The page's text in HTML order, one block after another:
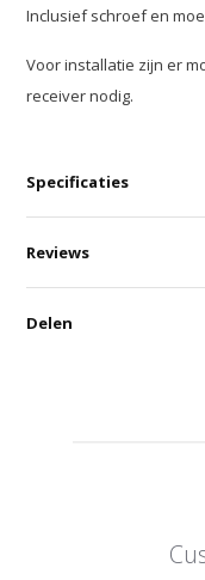
Inclusief schroef en
Voor installatie zijn er
receiver nodig.
Specificaties
Reviews
Delen